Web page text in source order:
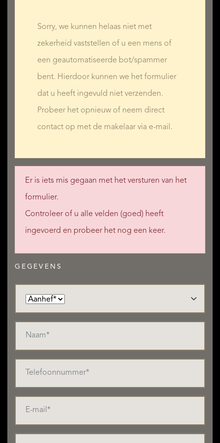
Sorry, we kunnen helaas niet met
zekerheid vaststellen of u een mens of
een geautomatiseerde bot/spammer
bent. Hierdoor kunnen we het formulier
dat u heeft ingevuld niet verzenden.
Probeer het opnieuw of neem direct
contact op met de makelaar via e-mail.
Er is iets mis gegaan met het versturen van het
formulier.
Controleer of u alle velden (goed) heeft
ingevoerd en probeer het nog een keer.
GEGEVENS